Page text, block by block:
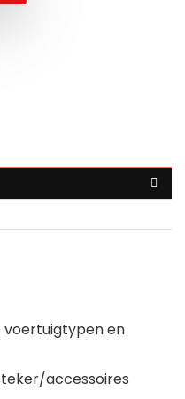
voertuigtypen en
accessoires